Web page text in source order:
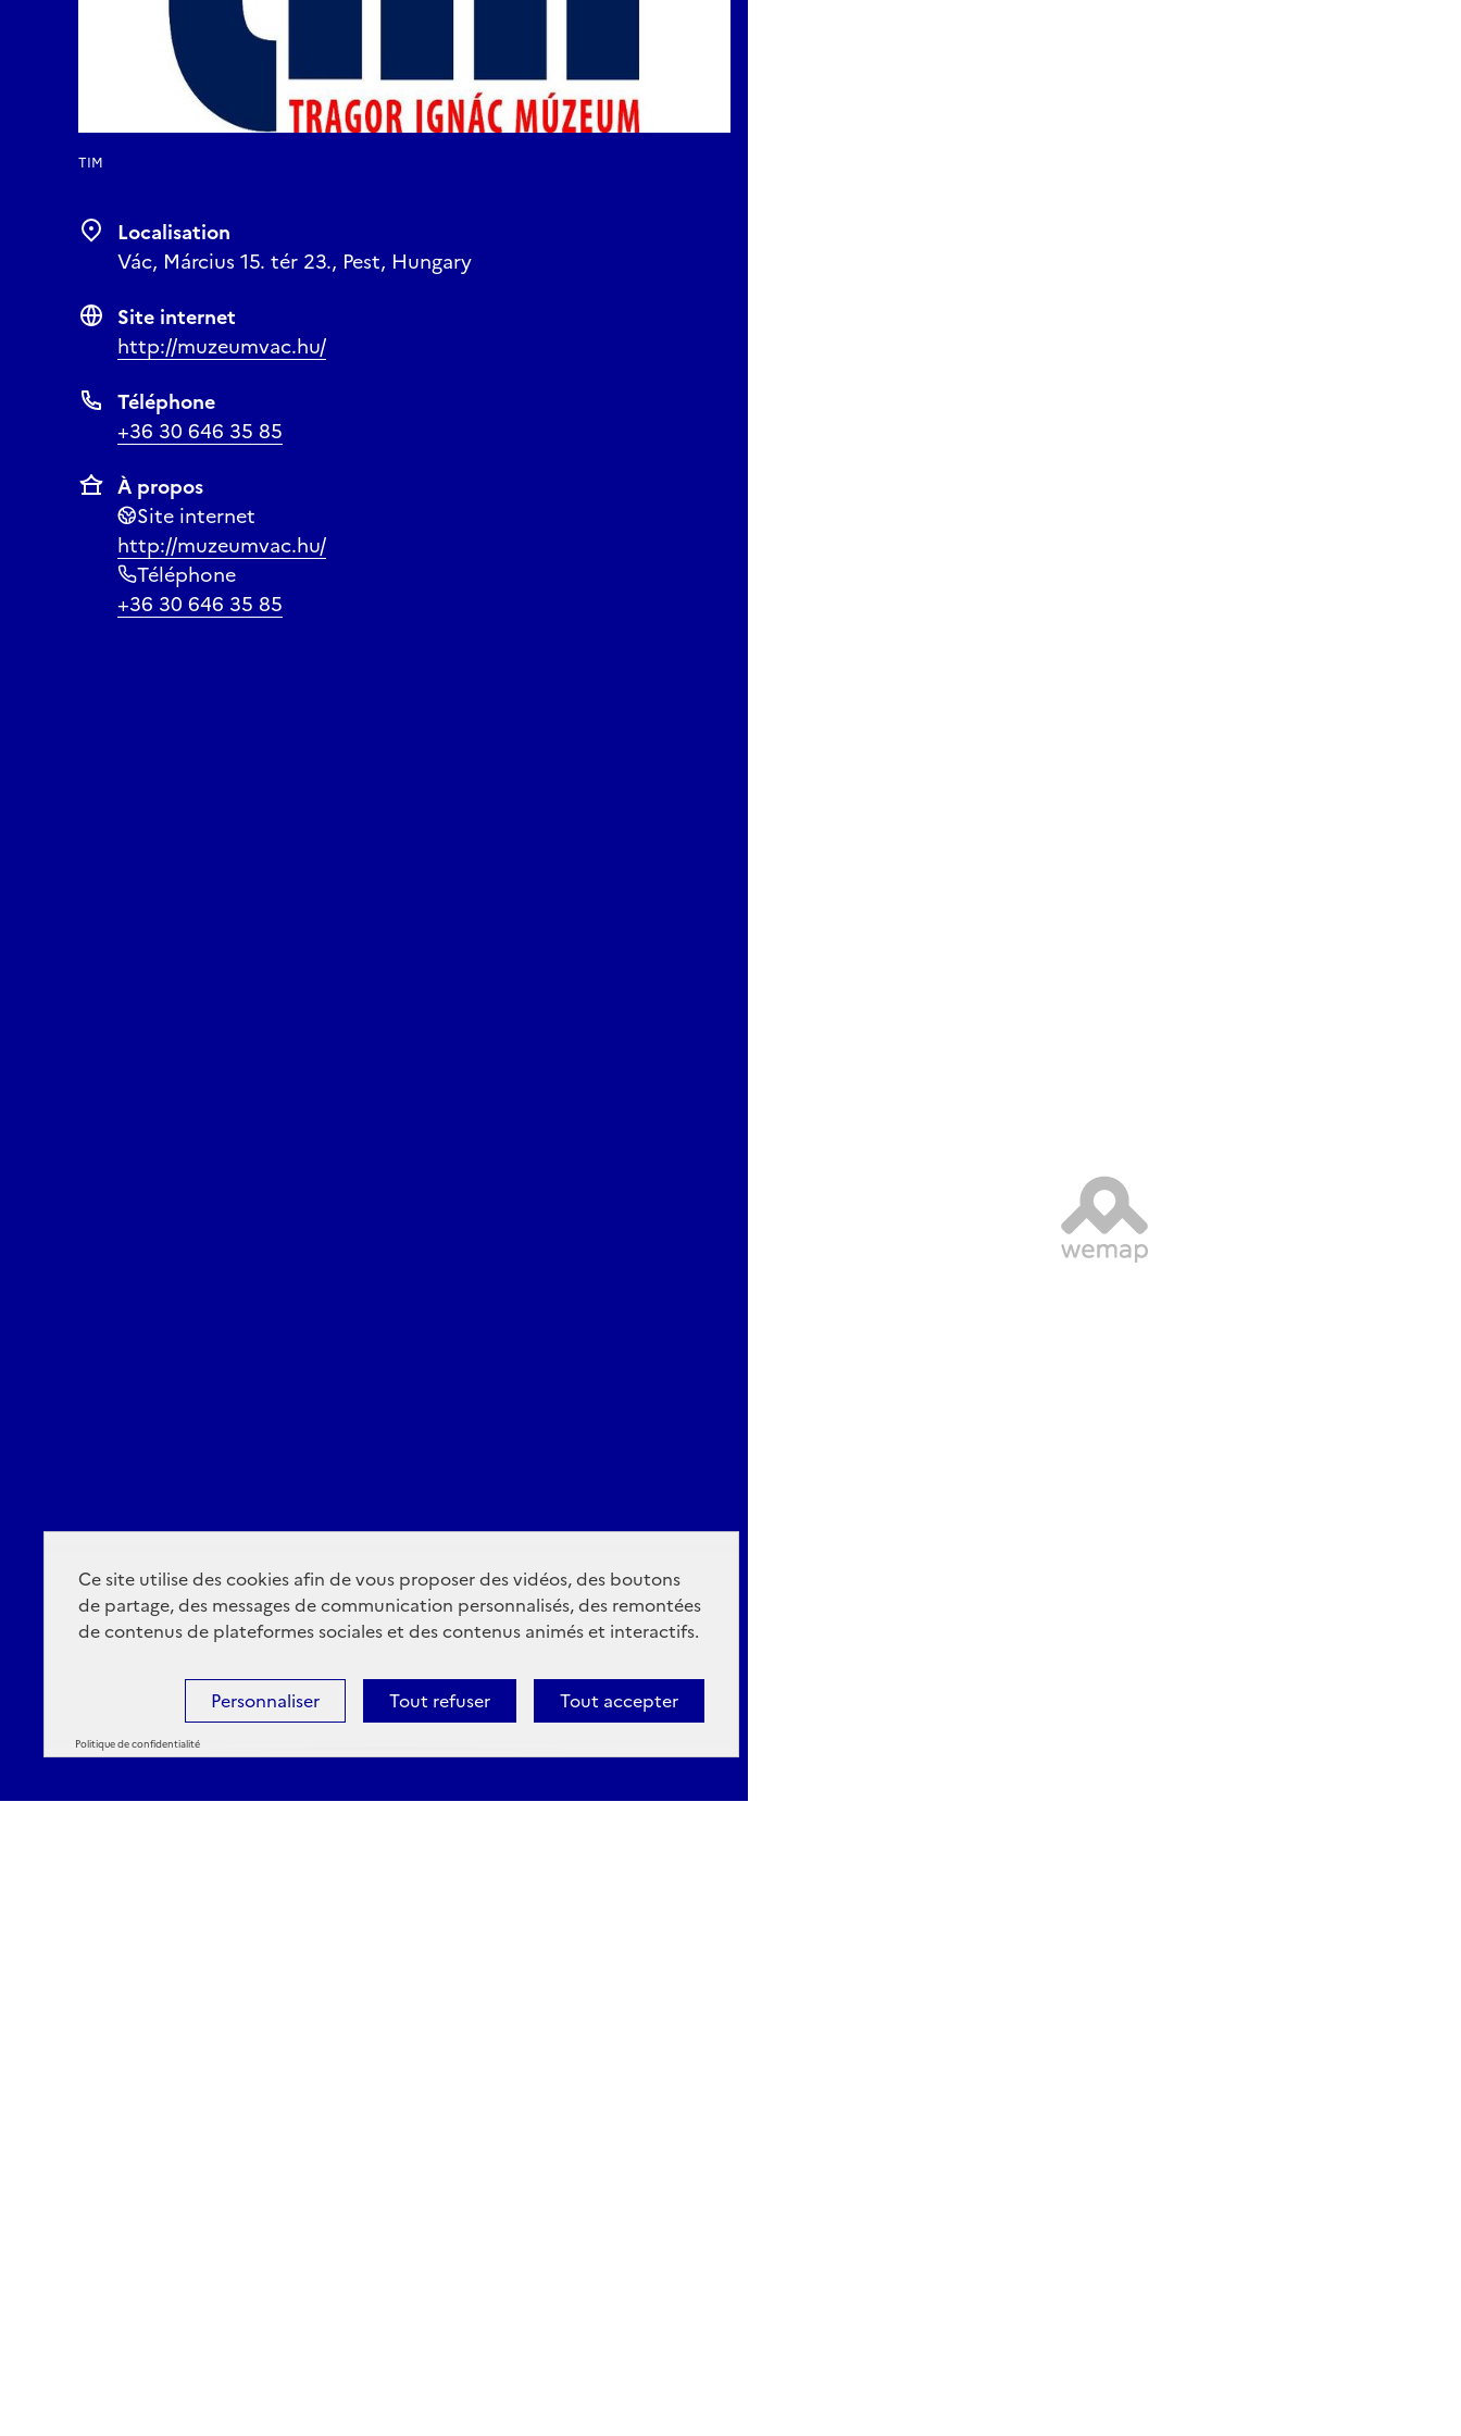
Ce site utilise des cookies afin de vous proposer des vidéos, des boutons
de partage, des messages de communication personnalisés, des remontées
de contenus de plateformes sociales et des contenus animés et interactifs.
Tout accepter
Tout refuser
Personnaliser
Politique de confidentialité
TIM
Localisation
Vác, Március 15. tér 23., Pest, Hungary
Site internet
http://muzeumvac.hu/
Téléphone
+36 30 646 35 85
À propos
Site internet
http://muzeumvac.hu/
Téléphone
+36 30 646 35 85